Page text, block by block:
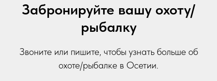
Забронируйте вашу охоту/
рыбалку
Звоните или пишите, чтобы узнать больше об
охоте/рыбалке в Осетии.